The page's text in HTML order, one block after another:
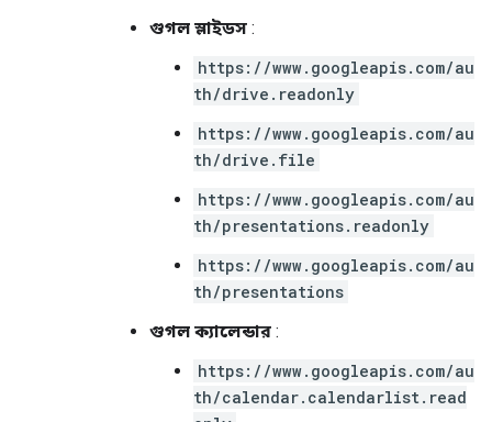
গুগল স্লাইডস :
https://www.googleapis.com/au
th/drive.readonly
https://www.googleapis.com/au
th/drive.file
https://www.googleapis.com/au
th/presentations.readonly
https://www.googleapis.com/au
th/presentations
গুগল ক্যালেন্ডার :
https://www.googleapis.com/au
th/calendar.calendarlist.read